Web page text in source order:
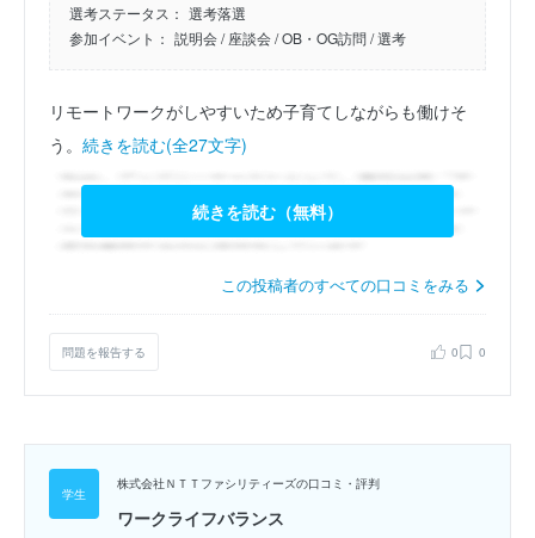
選考ステータス： 選考落選
参加イベント： 説明会/ 座談会/ OB・OG訪問/ 選考
リモートワークがしやすいため子育てしながらも働けそ
う。 続きを読む(全27文字)
続きを読む（無料）
この投稿者のすべての口コミをみる
問題を報告する 0 0
株式会社ＮＴＴファシリティーズの口コミ・評判
ワークライフバランス